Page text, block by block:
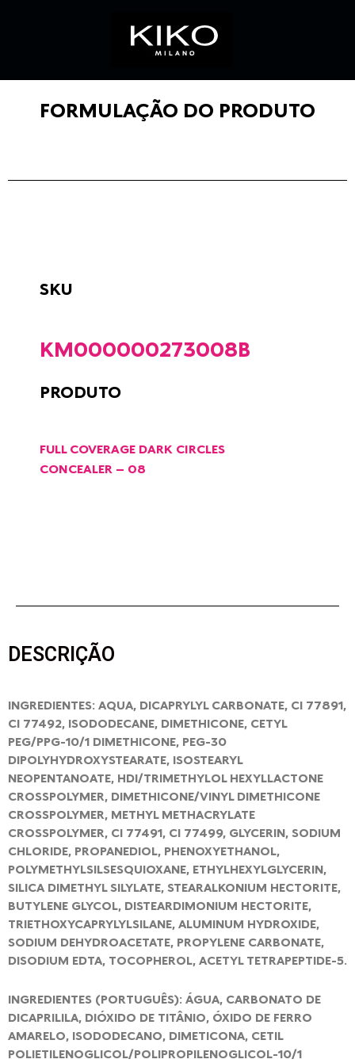
FORMULAÇÃO DO PRODUTO
SKU
KM000000273008B
PRODUTO
FULL COVERAGE DARK CIRCLES
CONCEALER – 08
DESCRIÇÃO
INGREDIENTES: AQUA, DICAPRYLYL CARBONATE, CI 77891,
CI 77492, ISODODECANE, DIMETHICONE, CETYL
PEG/PPG-10/1 DIMETHICONE, PEG-30
DIPOLYHYDROXYSTEARATE, ISOSTEARYL
NEOPENTANOATE, HDI/TRIMETHYLOL HEXYLLACTONE
CROSSPOLYMER, DIMETHICONE/VINYL DIMETHICONE
CROSSPOLYMER, METHYL METHACRYLATE
CROSSPOLYMER, CI 77491, CI 77499, GLYCERIN, SODIUM
CHLORIDE, PROPANEDIOL, PHENOXYETHANOL,
POLYMETHYLSILSESQUIOXANE, ETHYLHEXYLGLYCERIN,
SILICA DIMETHYL SILYLATE, STEARALKONIUM HECTORITE,
BUTYLENE GLYCOL, DISTEARDIMONIUM HECTORITE,
TRIETHOXYCAPRYLYLSILANE, ALUMINUM HYDROXIDE,
SODIUM DEHYDROACETATE, PROPYLENE CARBONATE,
DISODIUM EDTA, TOCOPHEROL, ACETYL TETRAPEPTIDE-5.
INGREDIENTES (PORTUGUÊS): ÁGUA, CARBONATO DE
DICAPRILILA, DIÓXIDO DE TITÂNIO, ÓXIDO DE FERRO
AMARELO, ISODODECANO, DIMETICONA, CETIL
POLIETILENOGLICOL/POLIPROPILENOGLICOL-10/1